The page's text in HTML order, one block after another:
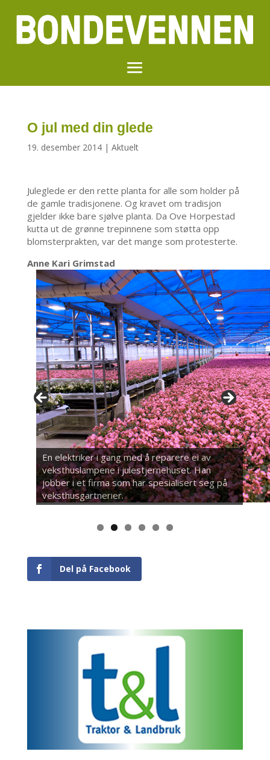
O jul med din glede
19. desember 2014| Aktuelt
Juleglede er den rette planta for alle som holder på
de gamle tradisjonene. Og kravet om tradisjon
gjelder ikke bare sjølve planta. Da Ove Horpestad
kutta ut de grønne trepinnene som støtta opp
blomsterprakten, var det mange som protesterte.
Anne Kari Grimstad
En elektriker i gang med å reparere ei av
veksthuslampene i julestjernehuset. Han
jobber i et firma som har spesialisert seg på
veksthusgartnerier.
Del på Facebook